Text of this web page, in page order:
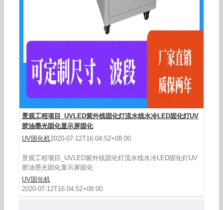
景观工程项目_UVLED紫外线固化灯流水线水冷LED固化灯UV
胶油墨光固化显示屏固化
UV固化机2020-07-12T16:04:52+08:00
景观工程项目_UVLED紫外线固化灯流水线水冷LED固化灯UV
胶油墨光固化显示屏固化
UV固化机
2020-07-12T16:04:52+08:00
烘干固化设备_【邦沃】8通道UVLED光固化机led
点光源固化设备FUV-6BR-W